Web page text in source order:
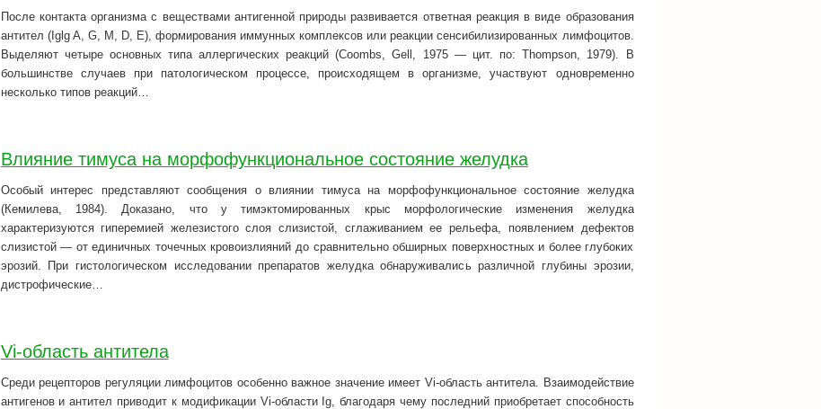
После контакта организма с веществами антигенной природы развивается ответная реакция в виде образования
антител (Iglg A, G, М, D, Е), формирования иммунных комплексов или реакции сенсибилизированных лимфоцитов.
Выделяют четыре основных типа аллергических реакций (Coombs, Gell, 1975 — цит. по: Thompson, 1979). В
большинстве случаев при патологическом процессе, происходящем в организме, участвуют одновременно
несколько типов реакций…
Влияние тимуса на морфофункциональное состояние желудка
Особый интерес представляют сообщения о влиянии тимуса на морфофункциональное состояние желудка
(Кемилева, 1984). Доказано, что у тимэктомированных крыс морфологические изменения желудка
характеризуются гиперемией железистого слоя слизистой, сглаживанием ее рельефа, появлением дефектов
слизистой — от единичных точечных кровоизлияний до сравнительно обширных поверхностных и более глубоких
эрозий. При гистологическом исследовании препаратов желудка обнаруживались различной глубины эрозии,
дистрофические…
Vi-область антитела
Среди рецепторов регуляции лимфоцитов особенно важное значение имеет Vi-область антитела. Взаимодействие
антигенов и антител приводит к модификации Vi-области Ig, благодаря чему последний приобретает способность